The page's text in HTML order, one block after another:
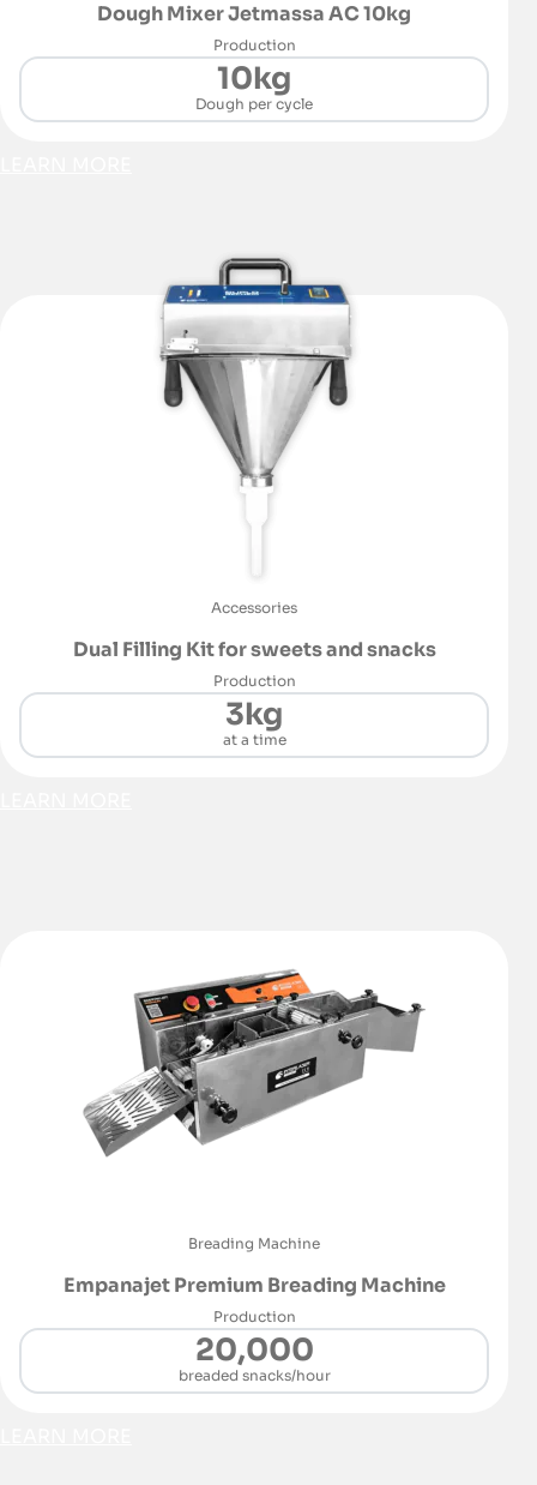
Dough Mixer Jetmassa AC 10kg
Production
10kg
Dough per cycle
Accessories
Dual Filling Kit for sweets and snacks
Production
3kg
at a time
Breading Machine
Empanajet Premium Breading Machine
Production
20,000
breaded snacks/hour